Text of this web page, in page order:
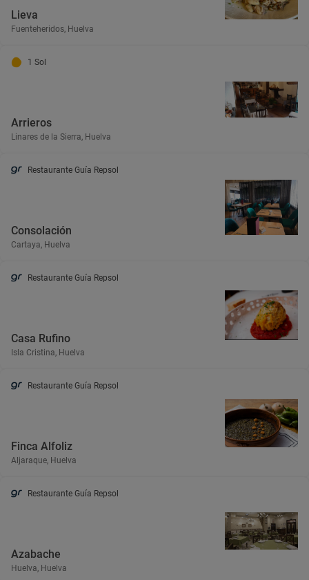
Lieva
Fuenteheridos, Huelva
1 Sol
Arrieros
Linares de la Sierra, Huelva
Restaurante Guía Repsol
Consolación
Cartaya, Huelva
Restaurante Guía Repsol
Casa Rufino
Isla Cristina, Huelva
Restaurante Guía Repsol
Finca Alfoliz
Aljaraque, Huelva
Restaurante Guía Repsol
Azabache
Huelva, Huelva